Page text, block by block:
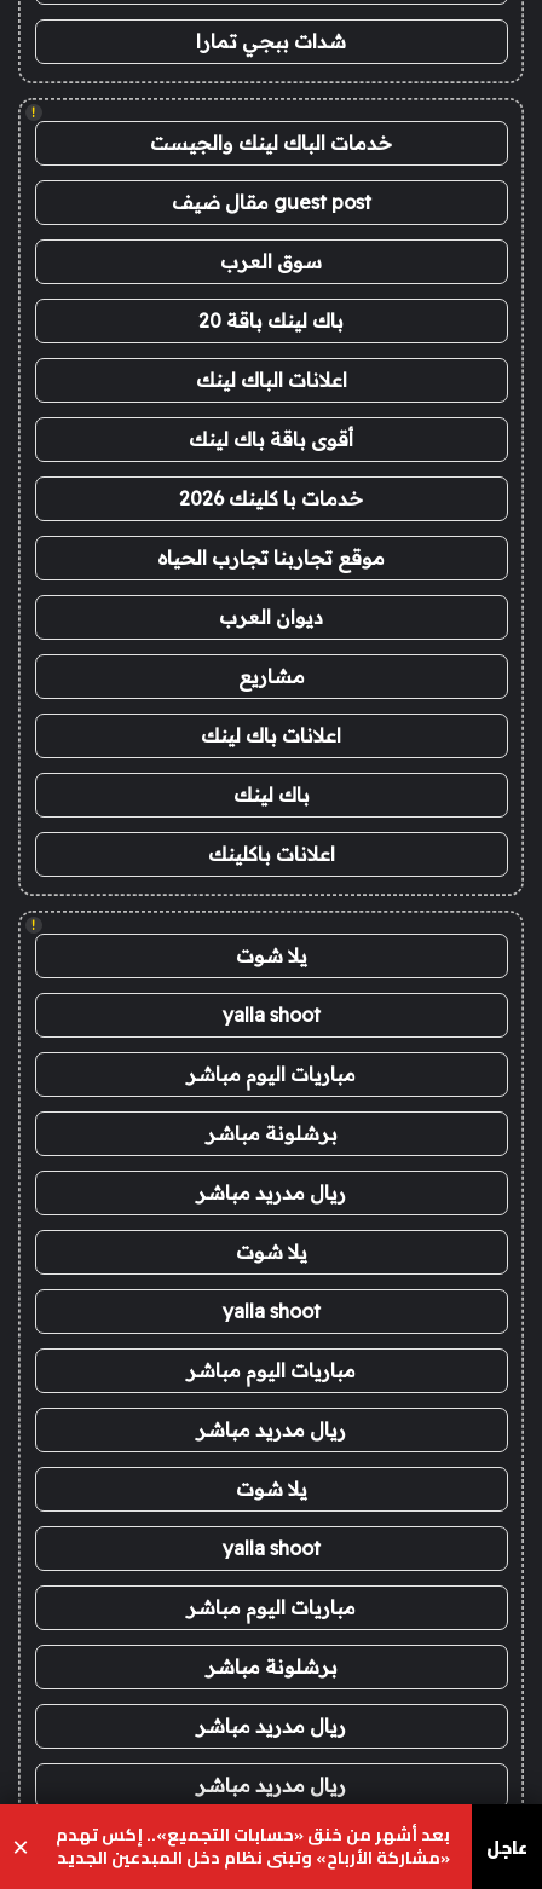
شدات ببجي تمارا
!
خدمات الباك لينك والجيست
guest post مقال ضيف
سوق العرب
باك لينك باقة 20
اعلانات الباك لينك
أقوى باقة باك لينك
خدمات با كلينك 2026
موقع تجاربنا تجارب الحياه
ديوان العرب
مشاريع
اعلانات باك لينك
باك لينك
اعلانات باكلينك
!
يلا شوت
yalla shoot
مباريات اليوم مباشر
برشلونة مباشر
ريال مدريد مباشر
يلا شوت
yalla shoot
مباريات اليوم مباشر
ريال مدريد مباشر
يلا شوت
yalla shoot
مباريات اليوم مباشر
برشلونة مباشر
ريال مدريد مباشر
ريال مدريد مباشر
يلا شوت
عاجل بعد أشهر من خنق «حسابات التجميع».. إكس تهدم
«مشاركة الأرباح» وتبني نظام دخل المبدعين الجديد ×